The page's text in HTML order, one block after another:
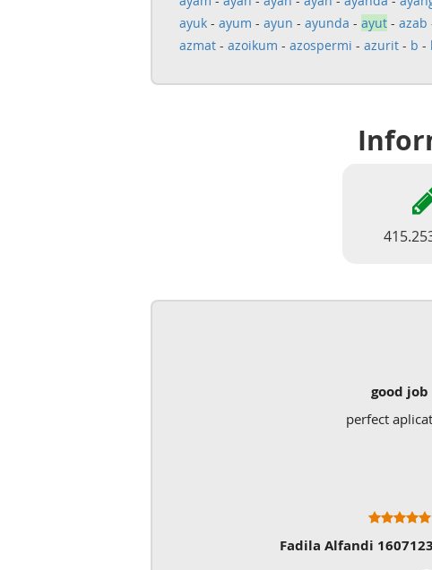
ayuk- ayum - ayun - ayunda - ayut- azab
azmat- azoikum - azospermi - azurit- b -
good job
perfect
Fadila Alfandi